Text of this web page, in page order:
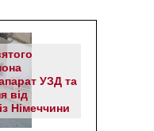
УЗД та
від
Німеччини